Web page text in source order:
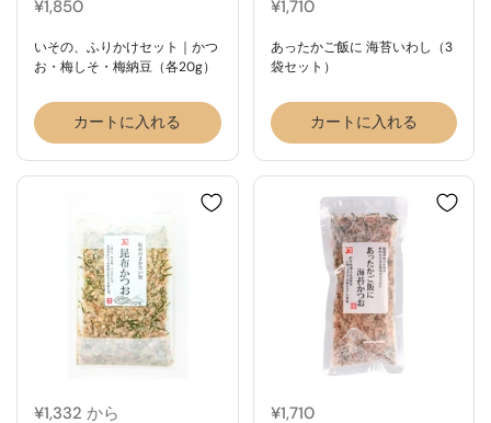
¥1,850
いその、ふりかけセット｜かつ
お・梅しそ・梅納豆（各20g）
カートに入れる
¥1,710
あったかご飯に 海苔いわし（3
袋セット）
カートに入れる
¥1,332 から ¥1,710